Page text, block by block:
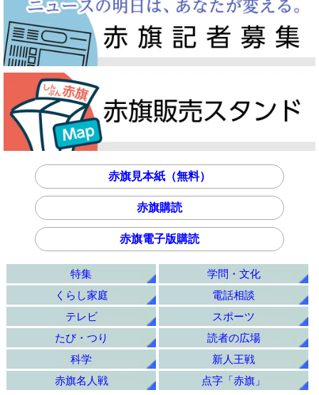
赤旗見本紙（無料）
赤旗購読
赤旗電子版購読
特集
学問・文化
くらし家庭
電話相談
テレビ
スポーツ
たび・つり
読者の広場
科学
新人王戦
赤旗名人戦
点字「赤旗」